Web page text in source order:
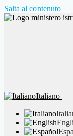
Salta al contenuto
Italiano